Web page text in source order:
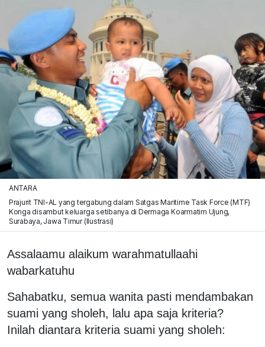
ANTARA
Prajurit TNI-AL yang tergabung dalam Satgas Maritime Task Force (MTF)
Konga disambut keluarga setibanya di Dermaga Koarmatim Ujung,
Surabaya, Jawa Timur (Ilustrasi)
Assalaamu alaikum warahmatullaahi
wabarkatuhu
Sahabatku, semua wanita pasti mendambakan
suami yang sholeh, lalu apa saja kriteria?
Inilah diantara kriteria suami yang sholeh: